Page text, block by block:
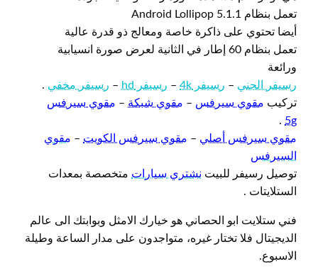
تعمل بنظام Android Lollipop 5.1.1
أيضا تحتوي على ذاكرة خاصة ومعالج ذو قدرة عالية
تعمل بنظام 60 إطار في الثانية لعرض صورة انسيابية
ورائعة
رسيفر الجني – رسيفر 4k – رسيفر hd – رسيفر مخفي .
تركيب مقوي سيرفس – مقوي شبكة – مقوي سيرفس
5g
.
مقوي سيرفس أصلي – مقوي سيرفس الكويت – مقوي
السيرفس
توصيل رسيفر للبيت نشتري سيارات متخصصة بمعدات
الستلايتات .
فني ستلايت ابو الحصاني هو خيارك الامثل وبوابتك الى عالم
الديجيتال فلا تختار غيره، متواجدون على مدار الساعة وطيلة
الاسبوع.